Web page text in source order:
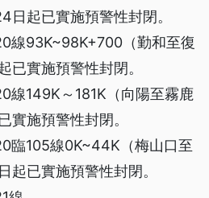
日起已實施預警性封閉。
線93K~98K+700（勤和至復
已實施預警性封閉。
線149K～181K（向陽至霧鹿
實施預警性封閉。
臨105線0K~44K（梅山口至
起已實施預警性封閉。